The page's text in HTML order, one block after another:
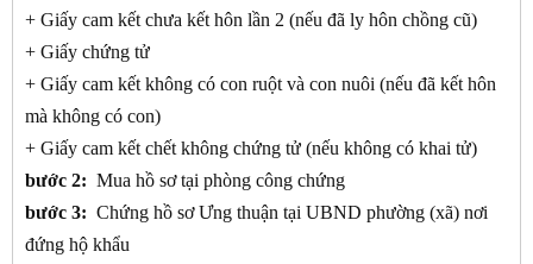
+ Giấy cam kết chưa kết hôn lần 2 (nếu đã ly hôn chồng cũ)
+ Giấy chứng tử
+ Giấy cam kết không có con ruột và con nuôi (nếu đã kết hôn
mà không có con)
+ Giấy cam kết chết không chứng tử (nếu không có khai tử)
bước 2: Mua hồ sơ tại phòng công chứng
bước 3: Chứng hồ sơ Ưng thuận tại UBND phường (xã) nơi
đứng hộ khẩu